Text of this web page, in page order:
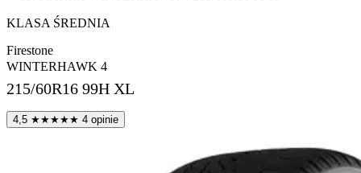
KLASA ŚREDNIA
Firestone
WINTERHAWK 4
215/60R16 99H XL
4,5 ★★★★★ 4 opinie